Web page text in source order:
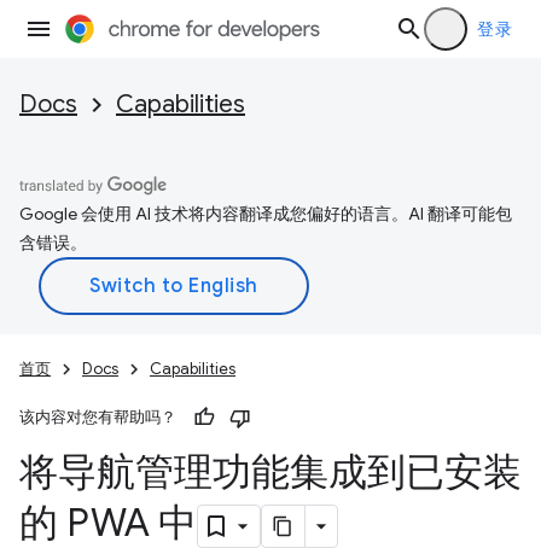
登录
Docs Capabilities
Google 会使用 AI 技术将内容翻译成您偏好的语言。AI 翻译可能包
含错误。
首页 Docs Capabilities
该内容对您有帮助吗？
将导航管理功能集成到已安装
的 PWA 中